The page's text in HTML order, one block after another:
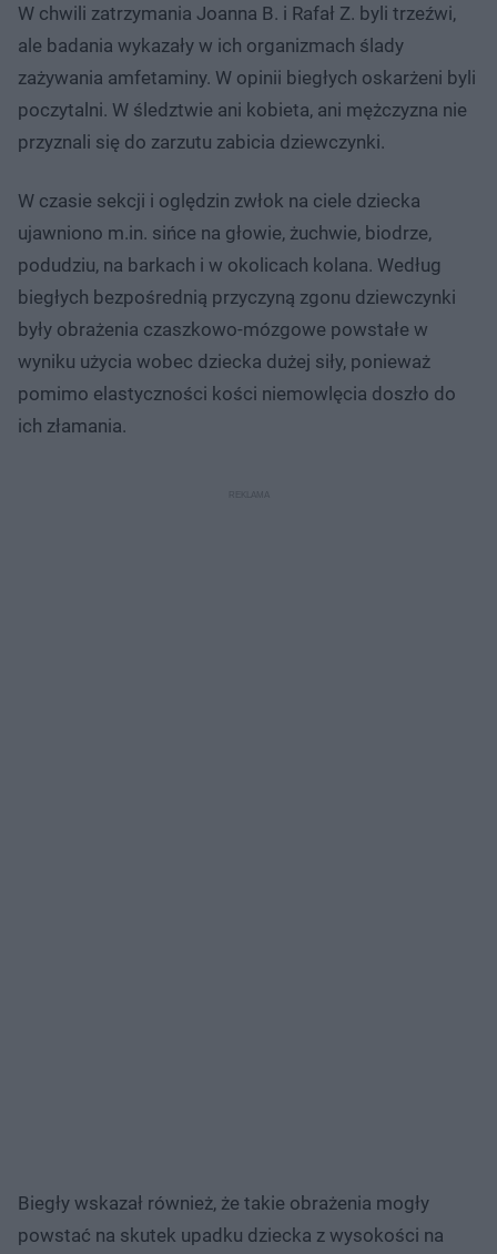
W chwili zatrzymania Joanna B. i Rafał Z. byli trzeźwi,
ale badania wykazały w ich organizmach ślady
zażywania amfetaminy. W opinii biegłych oskarżeni byli
poczytalni. W śledztwie ani kobieta, ani mężczyzna nie
przyznali się do zarzutu zabicia dziewczynki.
W czasie sekcji i oględzin zwłok na ciele dziecka
ujawniono m.in. sińce na głowie, żuchwie, biodrze,
podudziu, na barkach i w okolicach kolana. Według
biegłych bezpośrednią przyczyną zgonu dziewczynki
były obrażenia czaszkowo-mózgowe powstałe w
wyniku użycia wobec dziecka dużej siły, ponieważ
pomimo elastyczności kości niemowlęcia doszło do
ich złamania.
Biegły wskazał również, że takie obrażenia mogły
powstać na skutek upadku dziecka z wysokości na